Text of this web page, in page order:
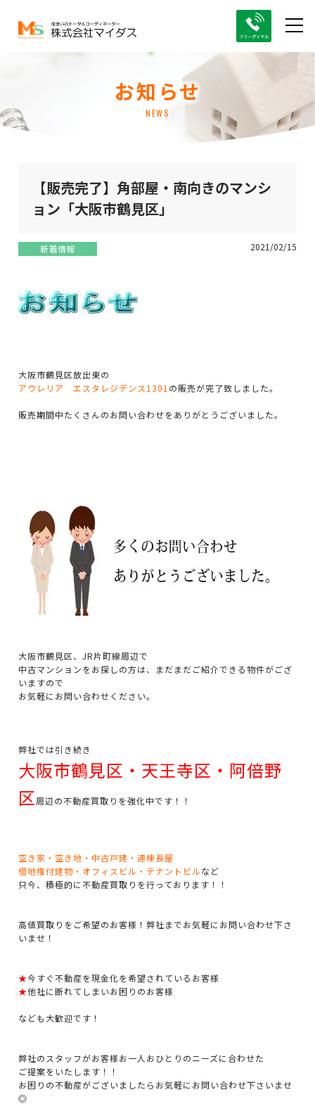
お知らせ
NEWS
【販売完了】角部屋・南向きのマンシ
ョン「大阪市鶴見区」
新着情報 2021/02/15
大阪市鶴見区放出東の
アウレリア エスタレジデンス1301 の販売が完了致しました。
販売期間中たくさんのお問い合わせをありがとうございました。
大阪市鶴見区、JR片町線周辺で
中古マンションをお探しの方は、まだまだご紹介できる物件がござ
いますので
お気軽にお問い合わせください。
弊社では引き続き
大阪市鶴見区・天王寺区・阿倍野
区周辺の不動産買取りを強化中です！！
空き家・空き地・中古戸建・連棟長屋
借地権付建物・オフィスビル・テナントビルなど
只今、積極的に不動産買取りを行っております！！
高値買取りをご希望のお客様！弊社までお気軽にお問い合わせ下さ
いませ！
★今すぐ不動産を現金化を希望されているお客様
★他社に断れてしまいお困りのお客様
なども大歓迎です！
弊社のスタッフがお客様お一人おひとりのニーズに合わせた
ご提案をいたします！！
お困りの不動産がございましたらお気軽にお問い合わせ下さいませ
◎